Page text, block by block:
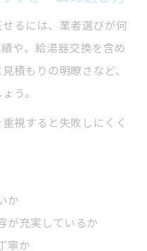
るには、業者選びが何
や、給湯器交換を含め
積もりの明瞭さなど、
う。
視すると失敗しにくく
か
が充実しているか
寧か